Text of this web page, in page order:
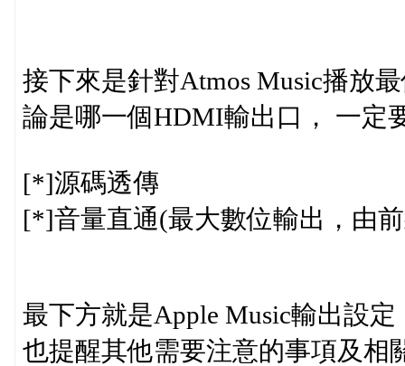
接下來是針對Atmos Music播放
論是哪一個HDMI輸出口， 一定
[*]源碼透傳
[*]音量直通(最大數位輸出，由
最下方就是Apple Music輸出設
也提醒其他需要注意的事項及相